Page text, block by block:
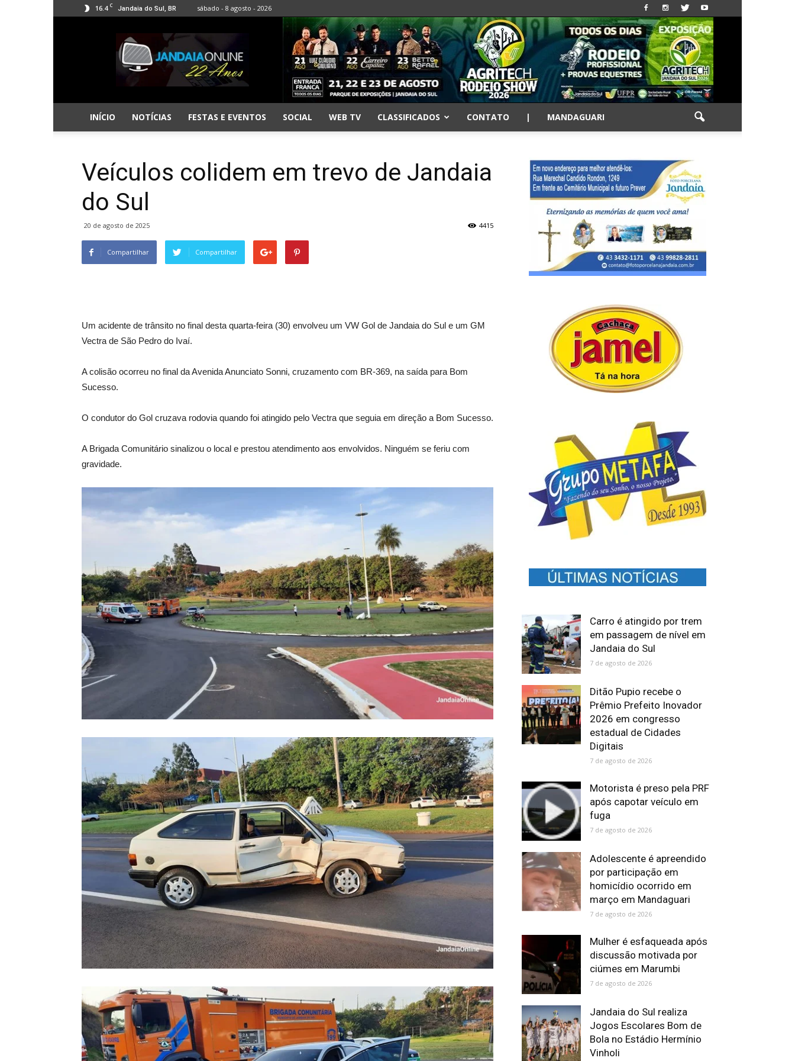
16.4 C Jandaia do Sul, BR sábado - 8 agosto - 2026
Jandaia
Online
INÍCIO NOTÍCIAS FESTAS E EVENTOS SOCIAL WEB TV CLASSIFICADOS CONTATO | MANDAGUARI
Veículos colidem em trevo de Jandaia
do Sul
20 de agosto de 2025 4415
Compartilhar Compartilhar
Um acidente de trânsito no final desta quarta-feira (30) envolveu um VW Gol de Jandaia do Sul e um GM
Vectra de São Pedro do Ivaí.
A colisão ocorreu no final da Avenida Anunciato Sonni, cruzamento com BR-369, na saída para Bom
Sucesso.
O condutor do Gol cruzava rodovia quando foi atingido pelo Vectra que seguia em direção a Bom Sucesso.
A Brigada Comunitário sinalizou o local e prestou atendimento aos envolvidos. Ninguém se feriu com
gravidade.
Carro é atingido por trem
em passagem de nível em
Jandaia do Sul
7 de agosto de 2026
Ditão Pupio recebe o
Prêmio Prefeito Inovador
2026 em congresso
estadual de Cidades
Digitais
7 de agosto de 2026
Motorista é preso pela PRF
após capotar veículo em
fuga
7 de agosto de 2026
Adolescente é apreendido
por participação em
homicídio ocorrido em
março em Mandaguari
7 de agosto de 2026
Mulher é esfaqueada após
discussão motivada por
ciúmes em Marumbi
7 de agosto de 2026
Jandaia do Sul realiza
Jogos Escolares Bom de
Bola no Estádio Hermínio
Vinholi